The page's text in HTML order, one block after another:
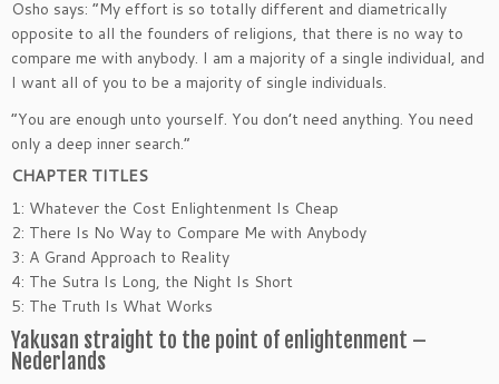
Osho says: “My effort is so totally different and diametrically
opposite to all the founders of religions, that there is no way to
compare me with anybody. I am a majority of a single individual, and
I want all of you to be a majority of single individuals.
“You are enough unto yourself. You don’t need anything. You need
only a deep inner search.”
CHAPTER TITLES
1: Whatever the Cost Enlightenment Is Cheap
2: There Is No Way to Compare Me with Anybody
3: A Grand Approach to Reality
4: The Sutra Is Long, the Night Is Short
5: The Truth Is What Works
Yakusan straight to the point of enlightenment –
Nederlands